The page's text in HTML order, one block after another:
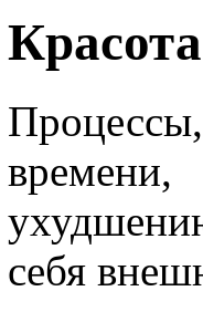
себя